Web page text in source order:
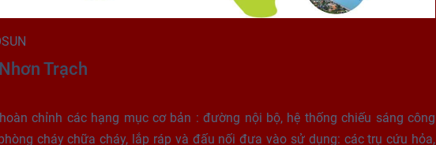
Trạch
chỉnh các hạng mục cơ bản : đường nội bộ, hệ thống chiếu sáng công
cháy chữa cháy, lắp ráp và đấu nối đưa vào sử dụng: các trụ cứu hỏa,